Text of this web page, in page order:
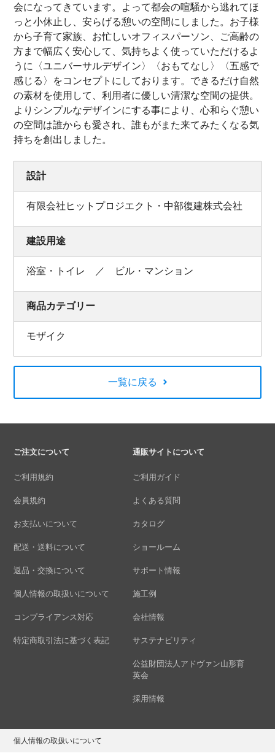
会になってきています。よって都会の喧騒から逃れてほ
っと小休止し、安らげる憩いの空間にしました。お子様
から子育て家族、お忙しいオフィスパーソン、ご高齢の
方まで幅広く安心して、気持ちよく使っていただけるよ
うに〈ユニバーサルデザイン〉〈おもてなし〉〈五感で
感じる〉をコンセプトにしております。できるだけ自然
の素材を使用して、利用者に優しい清潔な空間の提供。
よりシンプルなデザインにする事により、心和らぐ憩い
の空間は誰からも愛され、誰もがまた来てみたくなる気
持ちを創出しました。
設計
有限会社ヒットプロジエクト・中部復建株式会社
建設用途
浴室・トイレ ／ ビル・マンション
商品カテゴリー
モザイク
一覧に戻る
ご注文について
ご利用規約
会員規約
お支払いについて
配送・送料について
返品・交換について
個人情報の取扱いについて
コンプライアンス対応
特定商取引法に基づく表記
通販サイトについて
ご利用ガイド
よくある質問
カタログ
ショールーム
サポート情報
施工例
会社情報
サステナビリティ
公益財団法人アドヴァン山形育
英会
採用情報
個人情報の取扱いについて